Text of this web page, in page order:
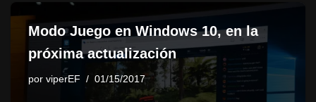
Modo Juego en Windows 10, en la
próxima actualización
por viperEF 01/15/2017